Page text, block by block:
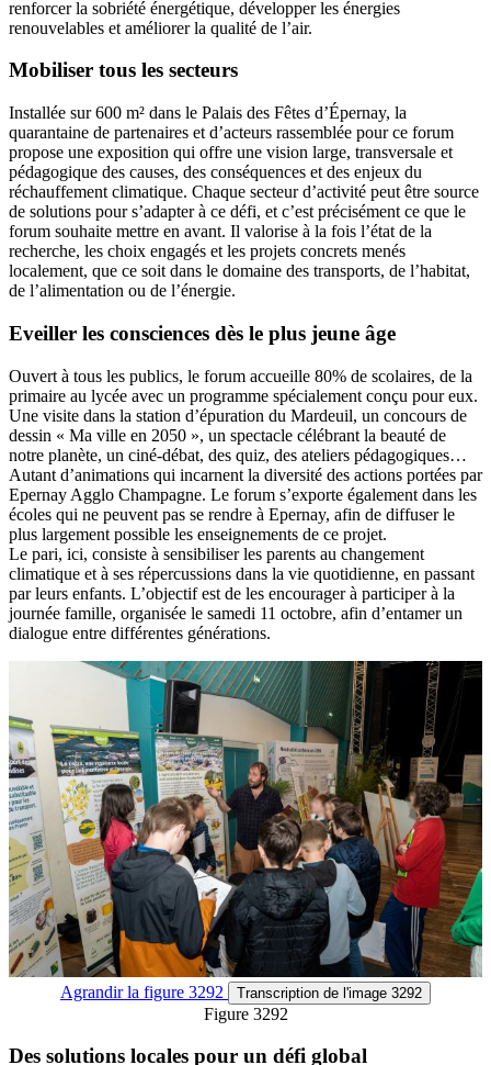
renforcer la sobriété énergétique, développer les énergies
renouvelables et améliorer la qualité de l’air.
Mobiliser tous les secteurs
Installée sur 600 m² dans le Palais des Fêtes d’Épernay, la
quarantaine de partenaires et d’acteurs rassemblée pour ce forum
propose une exposition qui offre une vision large, transversale et
pédagogique des causes, des conséquences et des enjeux du
réchauffement climatique. Chaque secteur d’activité peut être source
de solutions pour s’adapter à ce défi, et c’est précisément ce que le
forum souhaite mettre en avant. Il valorise à la fois l’état de la
recherche, les choix engagés et les projets concrets menés
localement, que ce soit dans le domaine des transports, de l’habitat,
de l’alimentation ou de l’énergie.
Eveiller les consciences dès le plus jeune âge
Ouvert à tous les publics, le forum accueille 80% de scolaires, de la
primaire au lycée avec un programme spécialement conçu pour eux.
Une visite dans la station d’épuration du Mardeuil, un concours de
dessin « Ma ville en 2050 », un spectacle célébrant la beauté de
notre planète, un ciné-débat, des quiz, des ateliers pédagogiques…
Autant d’animations qui incarnent la diversité des actions portées par
Epernay Agglo Champagne. Le forum s’exporte également dans les
écoles qui ne peuvent pas se rendre à Epernay, afin de diffuser le
plus largement possible les enseignements de ce projet.
Le pari, ici, consiste à sensibiliser les parents au changement
climatique et à ses répercussions dans la vie quotidienne, en passant
par leurs enfants. L’objectif est de les encourager à participer à la
journée famille, organisée le samedi 11 octobre, afin d’entamer un
dialogue entre différentes générations.
Agrandirla figure 3292 Transcription de l'image 3292
Figure 3292
Des solutions locales pour un défi global